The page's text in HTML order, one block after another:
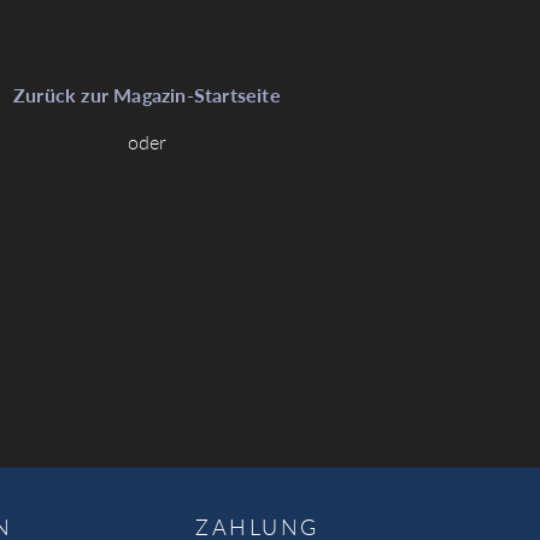
Zurück zur Magazin-Startseite
oder
ZAHLUNG